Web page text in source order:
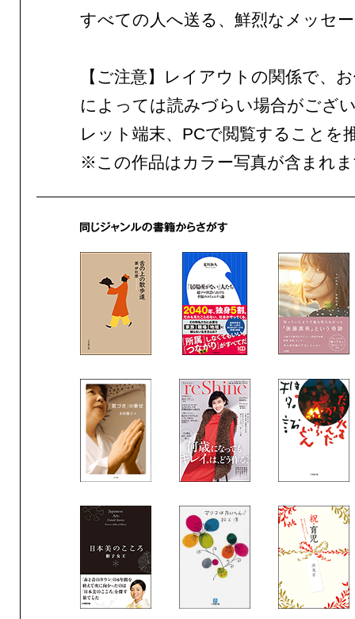
すべての人へ送る、鮮烈なメッセ
【ご注意】レイアウトの関係で、
によっては読みづらい場合がござ
レット端末、PCで閲覧することを
※この作品はカラー写真が含まれ